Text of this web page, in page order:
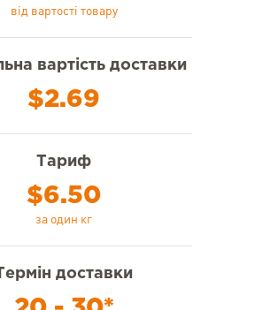
від вартості товару
вартість доставки
$2.69
Тариф
$6.50
за один кг
доставки